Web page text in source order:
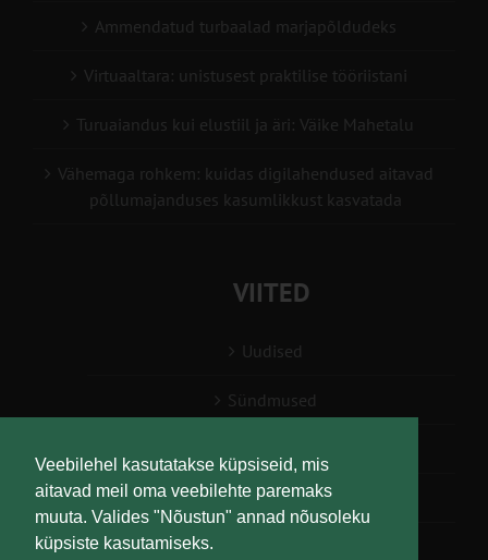
Veebilehel kasutatakse küpsiseid, mis
aitavad meil oma veebilehte paremaks
muuta. Valides "Nõustun" annad nõusoleku
küpsiste kasutamiseks.
Ammendatud turbaalad marjapõldudeks
Virtuaaltara: unistusest praktilise tööriistani
Turuaiandus kui elustiil ja äri: Väike Mahetalu
Vähemaga rohkem: kuidas digilahendused aitavad
põllumajanduses kasumlikkust kasvatada
VIITED
Uudised
Sündmused
Teabesalv
Liitu uudiskirjaga